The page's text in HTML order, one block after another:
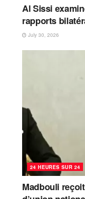
Al Sissi
rapports
July 30, 2026
24 HEURES SUR 24
Madbouli